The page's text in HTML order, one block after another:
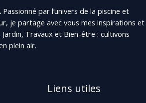
Passionné par l’univers de la piscine et
je partage avec vous mes inspirations et
Travaux et Bien-être : cultivons
plein air.
Liens utiles